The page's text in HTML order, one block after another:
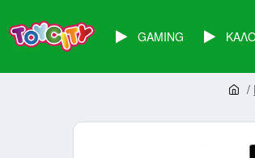
GAMING